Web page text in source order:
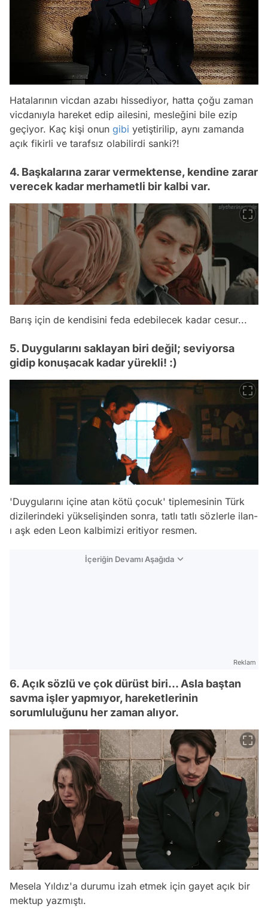
Hatalarının vicdan azabı hissediyor, hatta çoğu zaman
vicdanıyla hareket edip ailesini, mesleğini bile ezip
geçiyor. Kaç kişi onun gibi yetiştirilip, aynı zamanda
açık fikirli ve tarafsız olabilirdi sanki?!
4. Başkalarına zarar vermektense, kendine zarar
verecek kadar merhametli bir kalbi var.
Barış için de kendisini feda edebilecek kadar cesur...
5. Duygularını saklayan biri değil; seviyorsa
gidip konuşacak kadar yürekli! :)
'Duygularını içine atan kötü çocuk' tiplemesinin Türk
dizilerindeki yükselişinden sonra, tatlı tatlı sözlerle ilan-
ı aşk eden Leon kalbimizi eritiyor resmen.
İçeriğin Devamı Aşağıda
Reklam
6. Açık sözlü ve çok dürüst biri... Asla baştan
savma işler yapmıyor, hareketlerinin
sorumluluğunu her zaman alıyor.
Mesela Yıldız'a durumu izah etmek için gayet açık bir
mektup yazmıştı.